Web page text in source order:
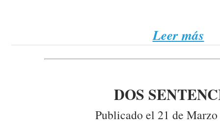
Leer más
DOS
Publicado el 21 de